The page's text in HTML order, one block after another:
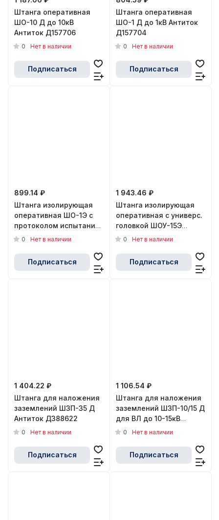
Штанга оперативная
ШО-10 Д до 10кВ
Антиток Д157706
0 Нет в наличии
Подписаться
Штанга оперативная
ШО-1 Д до 1кВ Антиток
Д157704
0 Нет в наличии
Подписаться
899.14 ₽
Штанга изолирующая
оперативная ШО-1Э с
протоколом испытаний
ЭЛЕКТРО ТРЕЙД ET-
0 Нет в наличии
Подписаться
1 943.46 ₽
Штанга изолирующая
оперативная с универс.
головкой ШОУ-15Э
ЭЛЕКТРО ТРЕЙД ET-
0 Нет в наличии
Подписаться
1 404.22 ₽
Штанга для наложения
заземлений ШЗП-35 Д
Антиток Д388622
0 Нет в наличии
Подписаться
1 106.54 ₽
Штанга для наложения
заземлений ШЗП-10/15 Д
для ВЛ до 10-15кВ
Антиток Д157718
0 Нет в наличии
Подписаться